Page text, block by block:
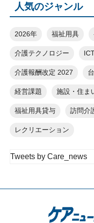
人気のジャンル
2026年 福祉用具
介護テクノロジー
介護報酬改定 2027
経営課題 施設・住ま
福祉用具貸与 訪問介
レクリエーション
Tweets by Care_news